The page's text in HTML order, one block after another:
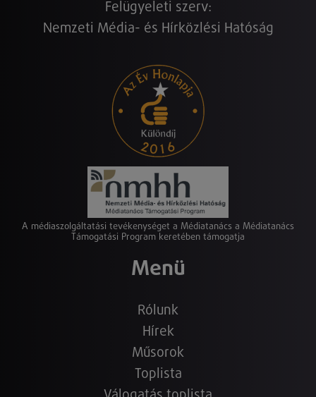
Felügyeleti szerv:
Nemzeti Média- és Hírközlési Hatóság
A médiaszolgáltatási tevékenységet a Médiatanács a Médiatanács
Támogatási Program keretében támogatja
Menü
Rólunk
Hírek
Műsorok
Toplista